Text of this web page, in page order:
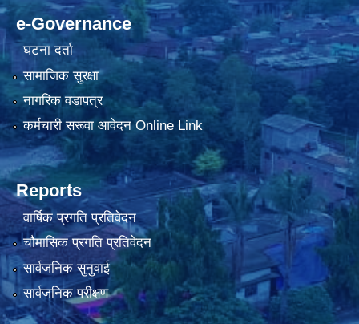
e-Governance
घटना दर्ता
सामाजिक सुरक्षा
नागरिक वडापत्र
कर्मचारी सरूवा आवेदन Online Link
Reports
वार्षिक प्रगति प्रतिवेदन
चौमासिक प्रगति प्रतिवेदन
सार्वजनिक सुनुवाई
सार्वजनिक परीक्षण